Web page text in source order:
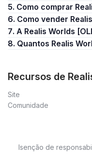
5. Como comprar
6. Como vender
7. A Realis Worlds
8. Quantos Realis
Recursos de
Site
Comunidade
Isenção de